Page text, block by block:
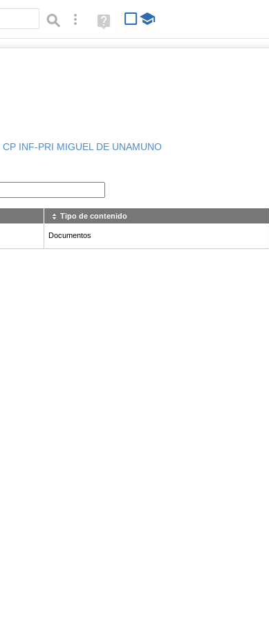
Búsqueda avanzada
Ayuda
(en
CP INF-PRI MIGUEL DE UNAMUNO
Tipo de contenido
Documentos